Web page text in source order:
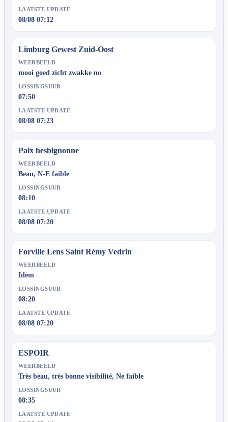
LAATSTE UPDATE
08/08 07:12
Limburg Gewest Zuid-Oost
WEERBEELD
mooi goed zicht zwakke no
LOSSINGSUUR
07:50
LAATSTE UPDATE
08/08 07:23
Paix hesbignonne
WEERBEELD
Beau, N-E faible
LOSSINGSUUR
08:10
LAATSTE UPDATE
08/08 07:20
Forville Lens Saint Rémy Vedrin
WEERBEELD
Idem
LOSSINGSUUR
08:20
LAATSTE UPDATE
08/08 07:20
ESPOIR
WEERBEELD
Très beau, très bonne visibilité, Ne faible
LOSSINGSUUR
08:35
LAATSTE UPDATE